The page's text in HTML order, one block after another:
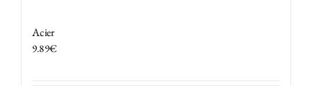
Acier
9.89€